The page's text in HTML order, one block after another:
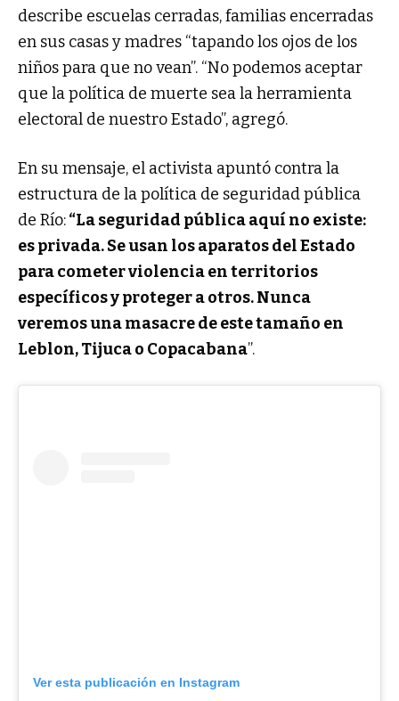
describe escuelas cerradas, familias encerradas
en sus casas y madres “tapando los ojos de los
niños para que no vean”. “No podemos aceptar
que la política de muerte sea la herramienta
electoral de nuestro Estado”, agregó.
En su mensaje, el activista apuntó contra la
estructura de la política de seguridad pública
de Río:“La seguridad pública aquí no existe:
es privada. Se usan los aparatos del Estado
para cometer violencia en territorios
específicos y proteger a otros. Nunca
veremos una masacre de este tamaño en
Leblon, Tijuca o Copacabana”.
Ver esta publicación en Instagram